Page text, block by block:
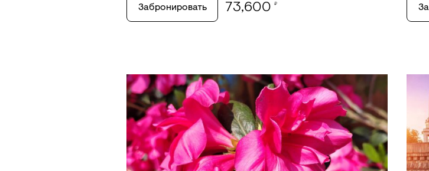
Забронировать 73,600 ₽